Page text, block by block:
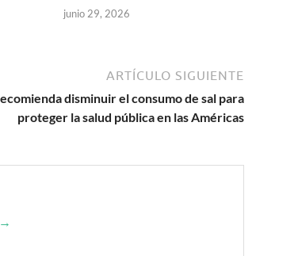
junio 29, 2026
ARTÍCULO SIGUIENTE
disminuir el consumo de sal para
proteger la salud pública en las Américas
→